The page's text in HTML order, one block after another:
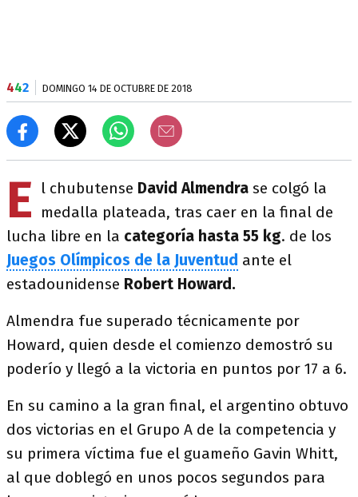
442 DOMINGO 14 DE OCTUBRE DE 2018
E l chubutense David Almendra se colgó la
medalla plateada, tras caer en la final de
lucha libre en la categoría hasta 55 kg. de los
Juegos Olímpicos de la Juventud ante el
estadounidense Robert Howard.
Almendra fue superado técnicamente por
Howard, quien desde el comienzo demostró su
poderío y llegó a la victoria en puntos por 17 a 6.
En su camino a la gran final, el argentino obtuvo
dos victorias en el Grupo A de la competencia y
su primera víctima fue el guameño Gavin Whitt,
al que doblegó en unos pocos segundos para